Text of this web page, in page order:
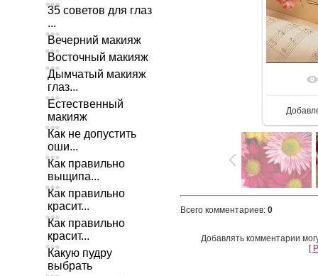
35 советов для глаз
...
Вечерний макияж
Восточный макияж
Дымчатый макияж
глаз...
Естественный
макияж
Как не допустить
оши...
Как правильно
выщипа...
Как правильно
красит...
Как правильно
красит...
Какую пудру
выбрать
Всего комментариев: 0
Добавлять комментарии
[